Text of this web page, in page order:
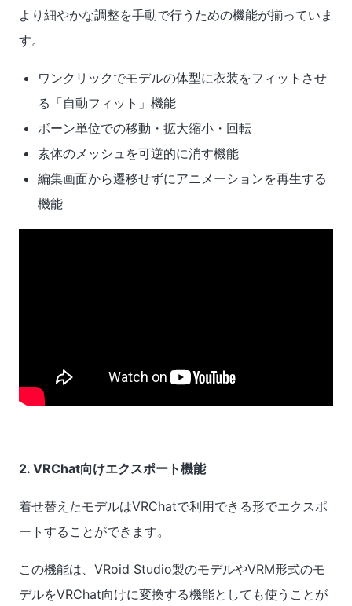
より細やかな調整を手動で行うための機能が揃っていま
す。
ワンクリックでモデルの体型に衣装をフィットさせ
る「自動フィット」機能
ボーン単位での移動・拡大縮小・回転
素体のメッシュを可逆的に消す機能
編集画面から遷移せずにアニメーションを再生する
機能
2. VRChat向けエクスポート機能
着せ替えたモデルはVRChatで利用できる形でエクスポ
ートすることができます。
この機能は、VRoid Studio製のモデルやVRM形式のモ
デルをVRChat向けに変換する機能としても使うことが